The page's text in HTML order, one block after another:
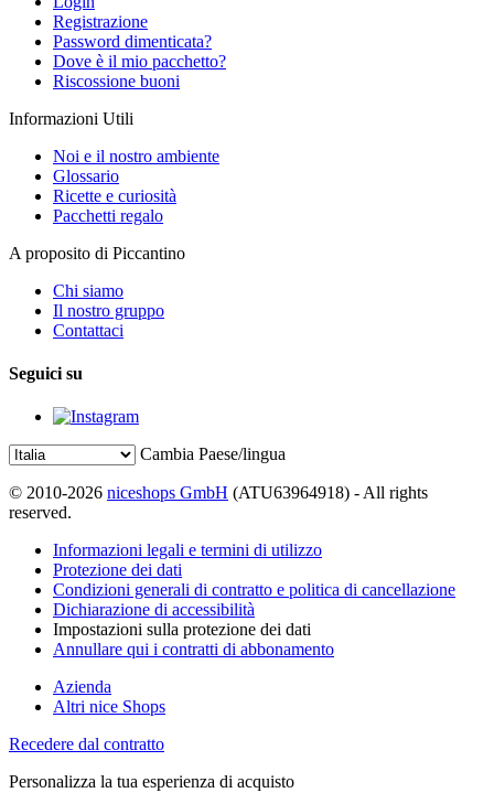
Registrazione
Password dimenticata?
Dove è il mio pacchetto?
Riscossione buoni
Informazioni Utili
Noi e il nostro ambiente
Glossario
Ricette e curiosità
Pacchetti regalo
A proposito di Piccantino
Chi siamo
Il nostro gruppo
Contattaci
Seguici su
Cambia Paese/lingua
© 2010-2026 niceshops GmbH (ATU63964918) - All rights
reserved.
Informazioni legali e termini di utilizzo
Protezione dei dati
Condizioni generali di contratto e politica di cancellazione
Dichiarazione di accessibilità
Impostazioni sulla protezione dei dati
Annullare qui i contratti di abbonamento
Azienda
Altri nice Shops
Recedere dal contratto
Personalizza la tua esperienza di acquisto